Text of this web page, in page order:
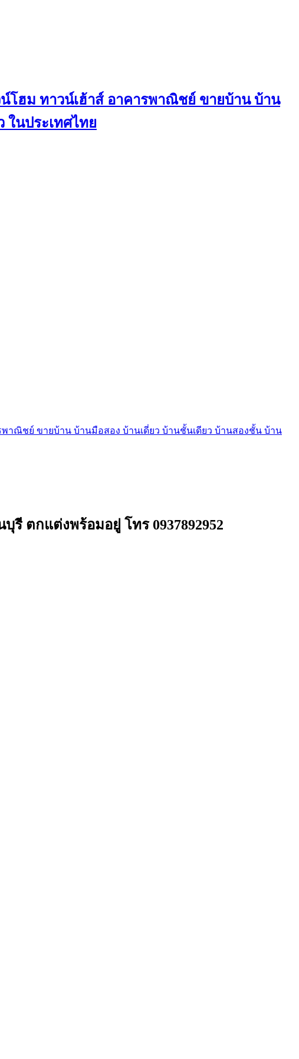
โฮม ทาวน์เฮ้าส์ อาคารพาณิชย์ ขายบ้าน บ้าน
ในประเทศไทย
าณิชย์ ขายบ้าน บ้านมือสอง บ้านเดี่ยว บ้านชั้นเดียว บ้านสองชั้น บ้าน
รี ตกแต่งพร้อมอยู่ โทร 0937892952